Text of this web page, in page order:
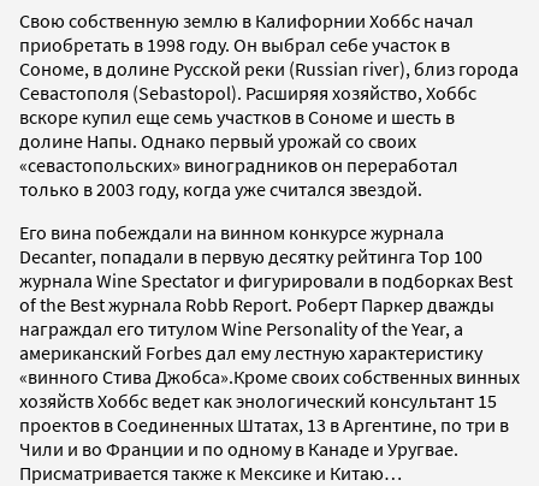
Свою собственную землю в Калифорнии Хоббс начал
приобретать в 1998 году. Он выбрал себе участок в
Сономе, в долине Русской реки (Russian river), близ города
Севастополя (Sebastopol). Расширяя хозяйство, Хоббс
вскоре купил еще семь участков в Сономе и шесть в
долине Напы. Однако первый урожай со своих
«севастопольских» виноградников он переработал
только в 2003 году, когда уже считался звездой.
Его вина побеждали на винном конкурсе журнала
Decanter, попадали в первую десятку рейтинга Top 100
журнала Wine Spectator и фигурировали в подборках Best
of the Best журнала Robb Report. Роберт Паркер дважды
награждал его титулом Wine Personality of the Year, а
американский Forbes дал ему лестную характеристику
«винного Стива Джобса».Кроме своих собственных винных
хозяйств Хоббс ведет как энологический консультант 15
проектов в Соединенных Штатах, 13 в Аргентине, по три в
Чили и во Франции и по одному в Канаде и Уругвае.
Присматривается также к Мексике и Китаю…